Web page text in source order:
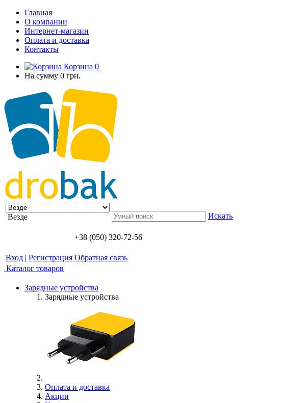
Главная
О компании
Интернет-магазин
Оплата и доставка
Контакты
Корзина 0
На сумму 0 грн.
Везде Искать
+38 (050) 320-72-56
Вход | Регистрация Обратная связь
Каталог товаров
Зарядные устройства
Зарядные устройства
Оплата и доставка
Акции